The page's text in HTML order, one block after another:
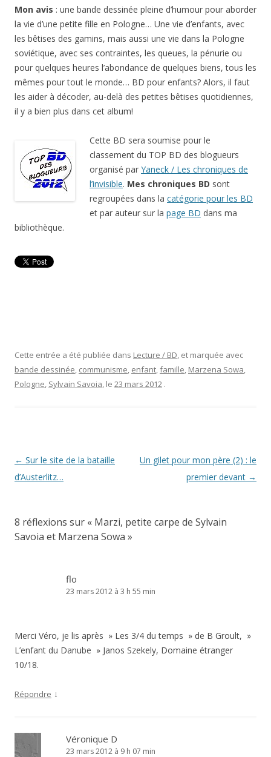
Mon avis : une bande dessinée pleine d’humour pour aborder
la vie d’une petite fille en Pologne… Une vie d’enfants, avec
les bêtises des gamins, mais aussi une vie dans la Pologne
soviétique, avec ses contraintes, les queues, la pénurie ou
pour quelques heures l’abondance de quelques biens, tous les
mêmes pour tout le monde… BD pour enfants? Alors, il faut
les aider à décoder, au-delà des petites bêtises quotidiennes,
il y a bien plus dans cet album!
Cette BD sera soumise pour le
classement du TOP BD des blogueurs
organisé par Yaneck / Les chroniques de
l’invisible. Mes chroniques BD sont
regroupées dans la catégorie pour les BD
et par auteur sur la page BD dans ma
bibliothèque.
Cette entrée a été publiée dans Lecture / BD, et marquée avec
bande dessinée, communisme, enfant,famille, Marzena Sowa,
Pologne, Sylvain Savoia, le 23 mars 2012 .
Navigation
des
← Sur le site de la bataille
d’Austerlitz…
Un gilet pour mon père (2) : le
premier devant →
8 réflexions sur « Marzi, petite carpe de Sylvain
Savoia et Marzena Sowa »
flo
23 mars 2012 à 3 h 55 min
Merci Véro, je lis après » Les 3/4 du temps » de B Groult, »
L’enfant du Danube » Janos Szekely, Domaine étranger
10/18.
Répondre ↓
Véronique D
23 mars 2012 à 9 h 07 min